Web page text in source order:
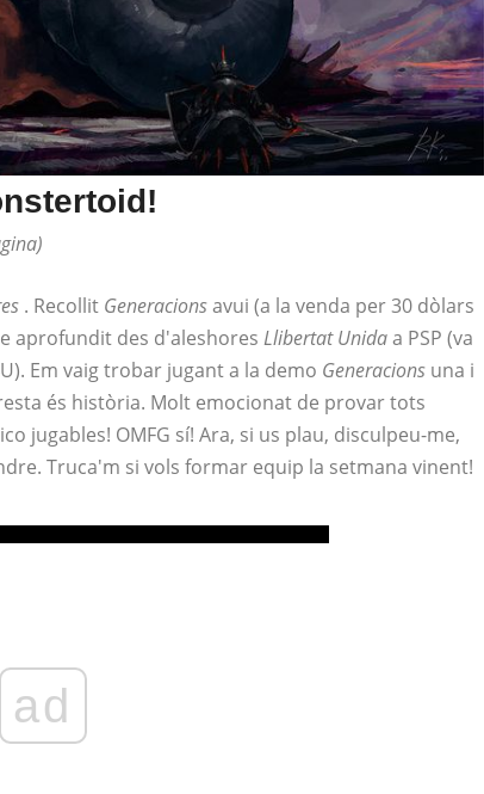
. Recollit Generacionsavui (a la venda per 30 dòlars
aprofundit des d'aleshores Llibertat Unidaa PSP (va
Em vaig trobar jugant a la demo Generacions una i
és història. Molt emocionat de provar tots
jugables! OMFG sí! Ara, si us plau, disculpeu-me,
Truca'm si vols formar equip la setmana vinent!
ad